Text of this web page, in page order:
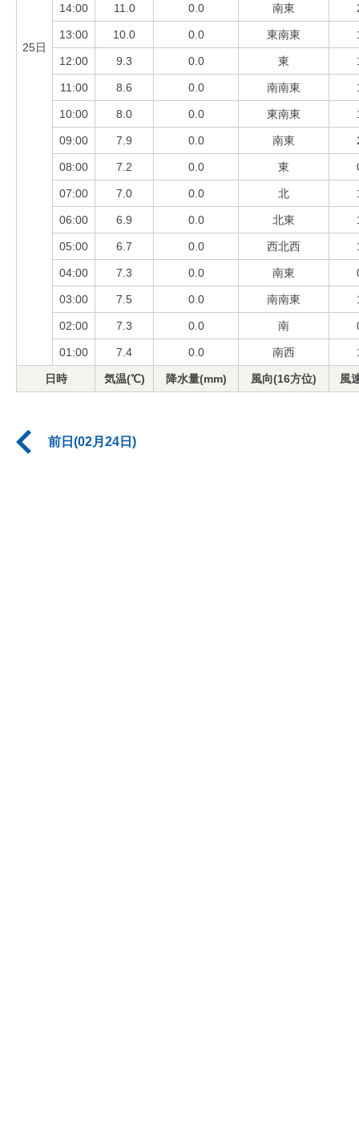
25日
14:00 11.0 0.0 南東
13:00 10.0 0.0 東南東
12:00 9.3 0.0 東
11:00 8.6 0.0 南南東
10:00 8.0 0.0 東南東
09:00 7.9 0.0 南東
08:00 7.2 0.0 東
07:00 7.0 0.0 北
06:00 6.9 0.0 北東
05:00 6.7 0.0 西北西
04:00 7.3 0.0 南東
03:00 7.5 0.0 南南東
02:00 7.3 0.0 南
01:00 7.4 0.0 南西
日時 気温(℃) 降水量(mm) 風向(16方位) 風
前日(02月24日)